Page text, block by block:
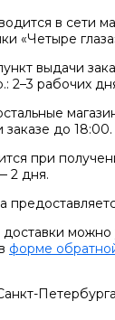
в сети
«Четыре
выдачи
2–3 рабочих
до 18:00.
при
2 дня.
доставки
форме
Петербурга